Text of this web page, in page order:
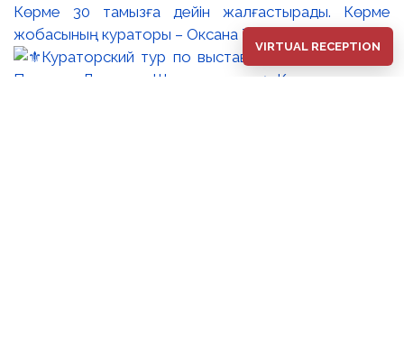
Көрме 30 тамызға дейін жалғастырады. Көрме
жобасының кураторы – Оксана Танская.
VIRTUAL RECEPTION